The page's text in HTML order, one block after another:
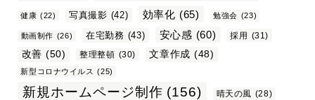
健康 (22) 写真撮影 (42) 効率化 (65) 勉強会 (23)
動画制作 (26) 在宅勤務 (43) 安心感 (60) 採用 (31)
改善 (50) 整理整頓 (30) 文章作成 (48)
新型コロナウイルス (25)
新規ホームページ制作 (156) 晴天の風 (28)